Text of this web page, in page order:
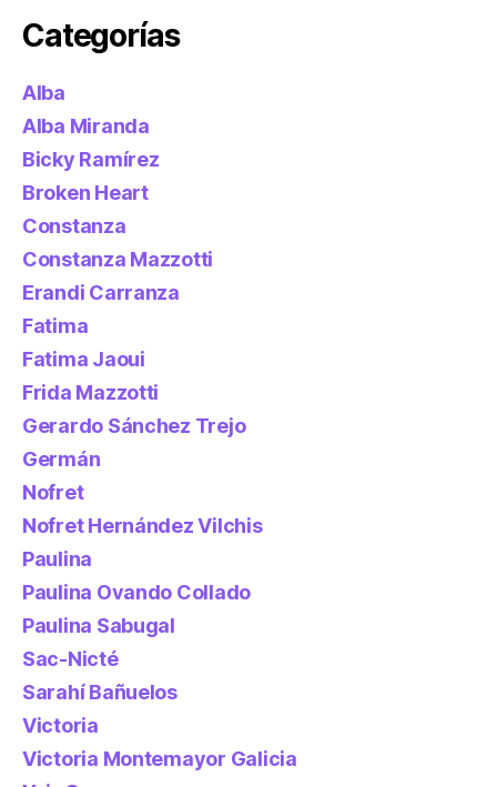
Categorías
Alba
Alba Miranda
Bicky Ramírez
Broken Heart
Constanza
Constanza Mazzotti
Erandi Carranza
Fatima
Fatima Jaoui
Frida Mazzotti
Gerardo Sánchez Trejo
Germán
Nofret
Nofret Hernández Vilchis
Paulina
Paulina Ovando Collado
Paulina Sabugal
Sac-Nicté
Sarahí Bañuelos
Victoria
Victoria Montemayor Galicia